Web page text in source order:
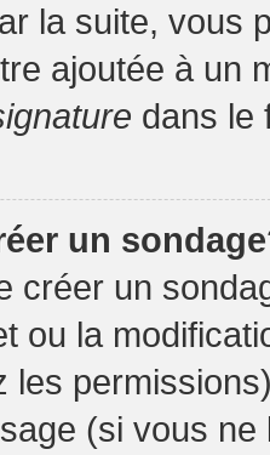
la suite, vous
ajoutée à un
dans le
un
créer un
ou la
les
(si vous ne